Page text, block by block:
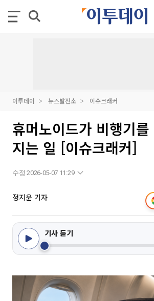
이투데이 뉴스발전소 이슈크래커
휴머노이드가 비행기
지는 일 [이슈크래커]
수정 2026-05-07 11:29
정지윤 기자
기사 듣기